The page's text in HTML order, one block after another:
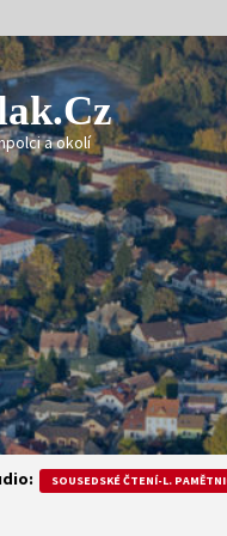
a okolí
SOUSEDSKÉ ČTENÍ-L.